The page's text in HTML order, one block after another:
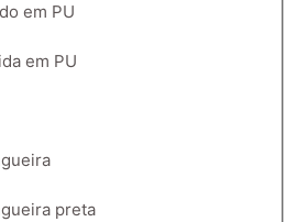
em PU
em PU
preta